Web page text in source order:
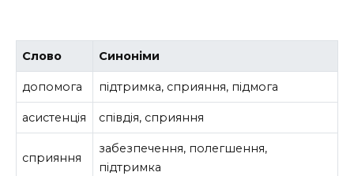
Слово Синоніми
допомога підтримка, сприяння, підмога
асистенція співдія, сприяння
сприяння
забезпечення, полегшення,
підтримка